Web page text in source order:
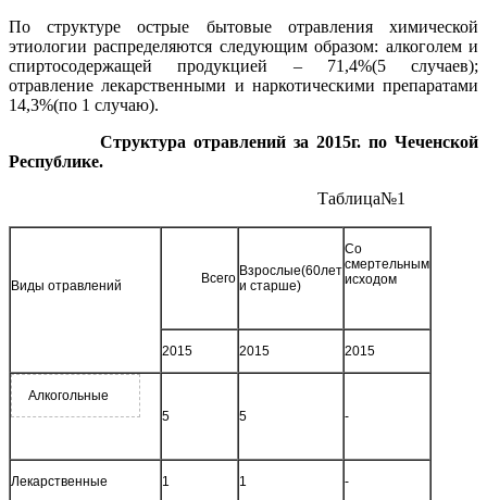
По структуре острые бытовые отравления химической
этиологии распределяются следующим образом: алкоголем и
спиртосодержащей продукцией – 71,4%(5 случаев);
отравление лекарственными и наркотическими препаратами
14,3%(по 1 случаю).
Структура отравлений за 2015г. по Чеченской
Республике.
Таблица№1
Виды отравлений Всего Взрослые(60лет
и старше)
Со
смертельным
исходом
2015 2015 2015
Алкогольные
5
5 -
Лекарственные 1 1 -